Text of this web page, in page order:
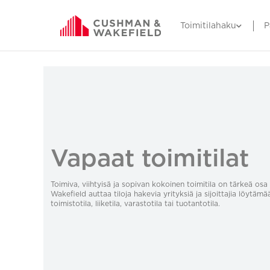
Toimitilahaku
Vapaat toimitilat
Toimiva, viihtyisä ja sopivan kokoinen toimitila on tärkeä osa
Wakefield auttaa tiloja hakevia yrityksiä ja sijoittajia
toimistotila, liiketila, varastotila tai tuotantotila.